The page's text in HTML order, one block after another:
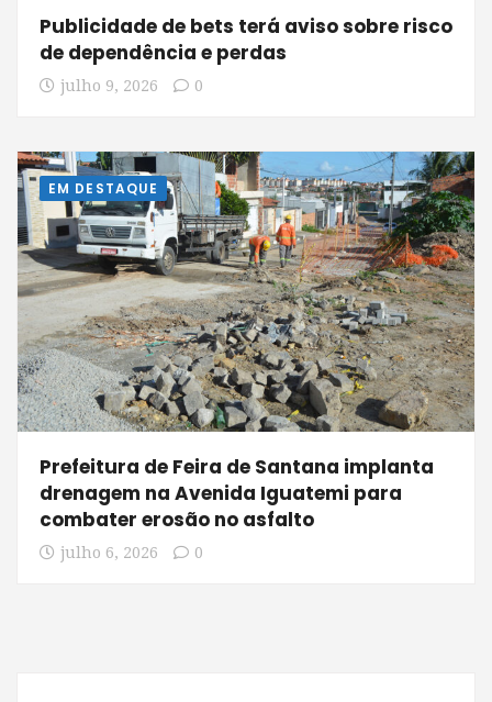
Publicidade de bets terá aviso sobre risco
de dependência e perdas
julho 9, 2026 0
EM DESTAQUE
Prefeitura de Feira de Santana implanta
drenagem na Avenida Iguatemi para
combater erosão no asfalto
julho 6, 2026 0